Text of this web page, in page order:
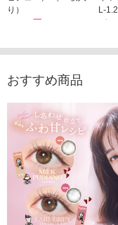
り）
1,760円
L-
デ
おすすめ商品